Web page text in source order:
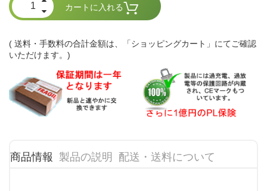
カートに入れる
( 送料・手数料の合計金額は、「ショッピングカート」にてご確認
いただけます。)
商品情報 製品の説明 配送・送料について